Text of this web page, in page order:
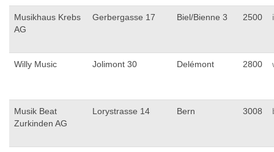
Musikhaus Krebs
AG
Gerbergasse 17 Biel/Bienne 3 2500
Willy Music Jolimont 30 Delémont 2800
Musik Beat
Zurkinden AG
Lorystrasse 14 Bern 3008